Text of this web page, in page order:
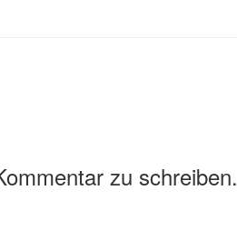
zu schreiben.